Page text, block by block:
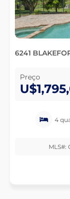
6241
Preço
4
MLS#: